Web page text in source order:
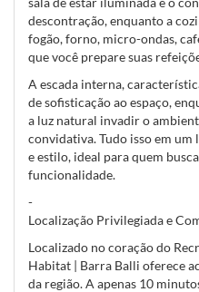
descontração, enquanto a
fogão, forno, micro-ondas,
que você prepare suas
A escada interna,
de sofisticação ao espaço,
a luz natural invadir o
convidativa. Tudo isso em
e estilo, ideal para quem
funcionalidade.
-
Localização Privilegiada e
Localizado no coração do
Habitat | Barra Balli oferece
da região. A apenas 10